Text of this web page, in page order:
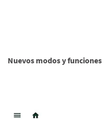
Nuevos modos y funciones